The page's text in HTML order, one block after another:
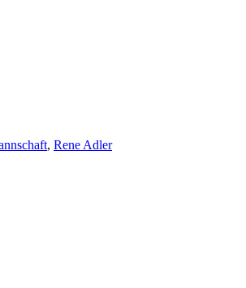
, Rene Adler